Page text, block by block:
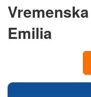
Emilia